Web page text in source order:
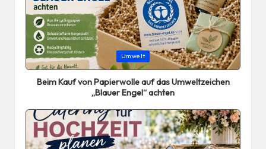
Posted
in
Umwelt
Beim Kauf von Papierwolle auf das Umweltzeichen
„Blauer Engel“ achten